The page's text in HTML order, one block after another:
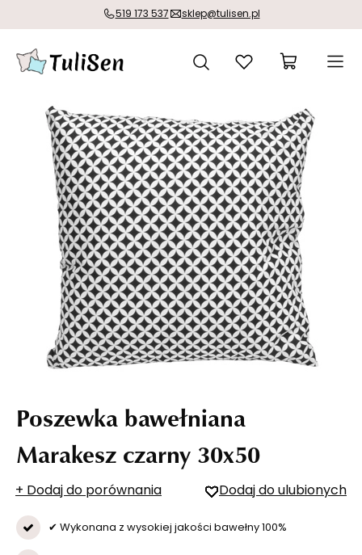
519 173 537 sklep@tulisen.pl
Poszewka bawełniana
Marakesz czarny 30x50
+ Dodaj do porównania Dodaj do ulubionych
✔ Wykonana z wysokiej jakości bawełny 100%